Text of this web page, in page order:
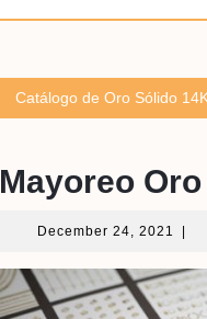
Catálogo de Oro Sólido
Mayoreo
December 24, 2021
2021